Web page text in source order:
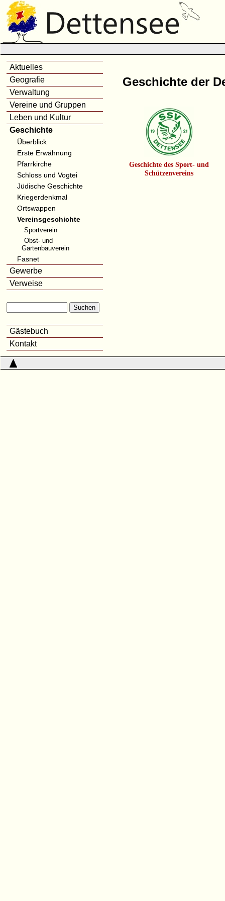
Aktuelles
Geografie
Verwaltung
Vereine und Gruppen
Leben und Kultur
Geschichte
Überblick
Erste Erwähnung
Pfarrkirche
Schloss und Vogtei
Jüdische Geschichte
Kriegerdenkmal
Ortswappen
Vereinsgeschichte
Sportverein
Obst- und
Gartenbauverein
Fasnet
Gewerbe
Verweise
Gästebuch
Kontakt
Geschichte der
Geschichte des Sport- und
Schützenvereins